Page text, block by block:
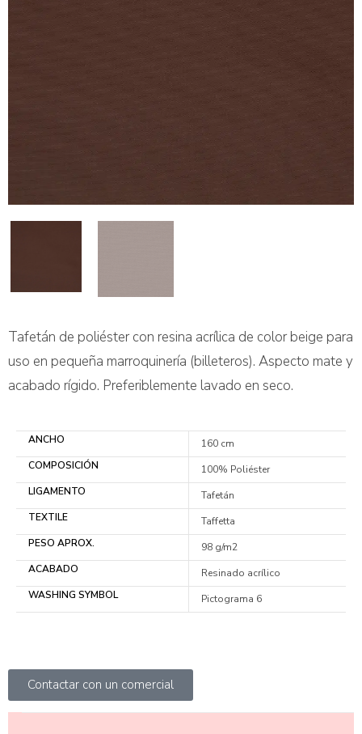
Tafetán de poliéster con resina acrílica de color beige para
uso en pequeña marroquinería (billeteros). Aspecto mate y
acabado rígido. Preferiblemente lavado en seco.
ANCHO
160 cm
COMPOSICIÓN
100% Poliéster
LIGAMENTO
Tafetán
TEXTILE
Taffetta
PESO APROX.
98 g/m2
ACABADO
Resinado acrílico
WASHING SYMBOL
Pictograma 6
Contactar con un comercial